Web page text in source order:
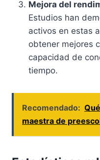
Mejora del
Estudios han
activos en estas
obtener mejores
capacidad de
tiempo.
Recomendado:
maestra de